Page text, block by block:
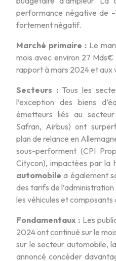
performance négative de
fortement négatif.
Marché primaire : Le
mois avec environ 27 Mds€
rapport à mars 2024 et aux
Secteurs : Tous les
l’exception des biens
émetteurs liés au
Safran, Airbus) ont
plan de relance en
sous-performent (CPI
Citycon), impactées par la
automobile a également
des tarifs de
les véhicules et composants
Fondamentaux : Les
2024 ont continué sur le
sur le secteur automobile,
annoncé concéder